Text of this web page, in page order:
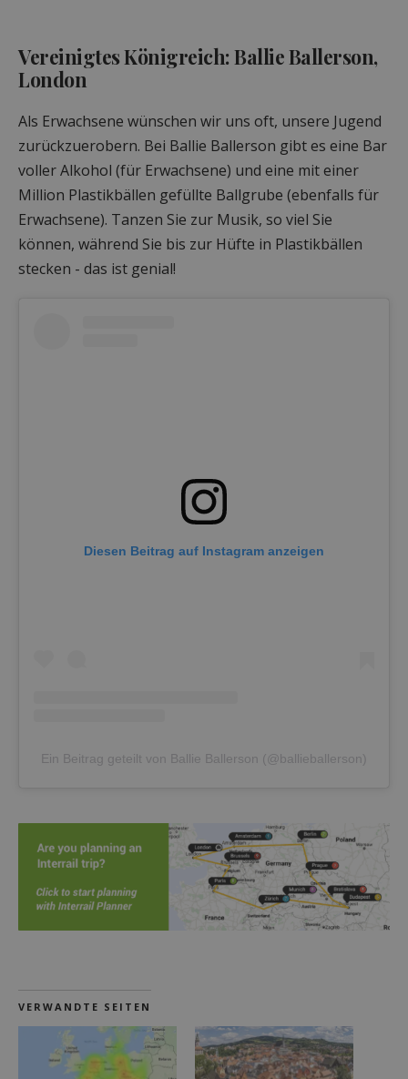
Vereinigtes Königreich: Ballie Ballerson,
London
Als Erwachsene wünschen wir uns oft, unsere Jugend
zurückzuerobern. Bei Ballie Ballerson gibt es eine Bar
voller Alkohol (für Erwachsene) und eine mit einer
Million Plastikbällen gefüllte Ballgrube (ebenfalls für
Erwachsene). Tanzen Sie zur Musik, so viel Sie
können, während Sie bis zur Hüfte in Plastikbällen
stecken - das ist genial!
Diesen Beitrag auf Instagram anzeigen
Ein Beitrag geteilt von Ballie Ballerson (@ballieballerson)
VERWANDTE SEITEN